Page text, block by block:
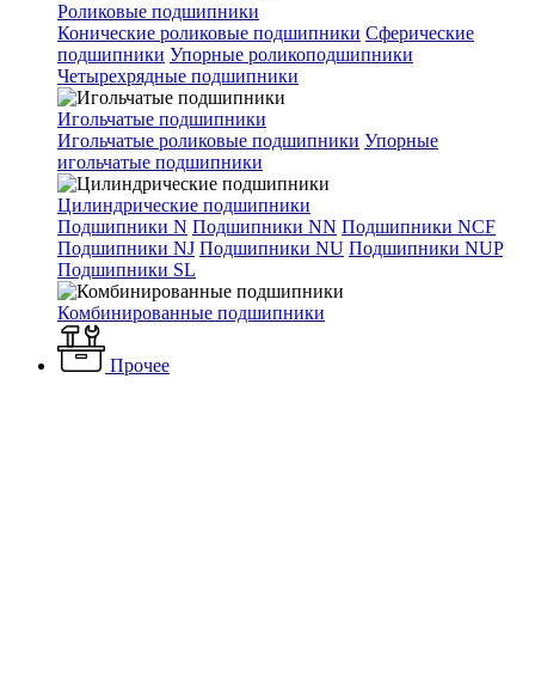
Роликовые подшипники
Конические роликовые подшипники Сферические
подшипники Упорные роликоподшипники
Четырехрядные подшипники
Игольчатые подшипники
Игольчатые роликовые подшипники Упорные
игольчатые подшипники
Цилиндрические подшипники
Подшипники N Подшипники NN Подшипники NCF
Подшипники NJ Подшипники NU Подшипники NUP
Подшипники SL
Комбинированные подшипники
Прочее